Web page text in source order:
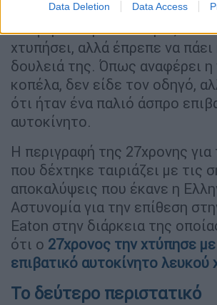
Data Deletion Data Access
τρόμο από το περιστατικό,
ανέφερε στην αστυνομία,
χτυπήσει, αλλά έπρεπε να πάει
δουλειά της. Όπως αναφέρει η
κοπέλα, δεν είδε τον οδηγό,
ότι ήταν ένα παλιό άσπρο
αυτοκίνητο.
Η περιγραφή της 27χρονης για
που δέχτηκε ταιριάζει με τις
αποκαλύψεις που έκανε η
Αστυνομία για την επίθεση
Eaton στην διάρκεια της
ότι ο 27χρονος την χτύπησε
επιβατικό αυτοκίνητο
Το δεύτερο περιστατικό